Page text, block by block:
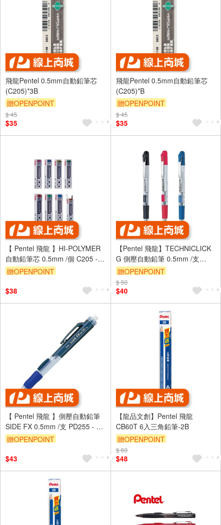
飛龍Pentel 0.5mm自動鉛筆芯
(C205)*3B
贈OPENPOINT
$ 45
$35
飛龍Pentel 0.5mm自動鉛筆芯
(C205)*B
贈OPENPOINT
$ 45
$35
【 Pentel 飛龍 】HI-POLYMER
自動鉛筆芯 0.5mm /個 C205 -
多款可選
贈OPENPOINT
$38
【Pentel 飛龍】TECHNICLICK
G 側壓自動鉛筆 0.5mm /支
PD305T - 筆桿顏色隨機
贈OPENPOINT
$ 50
$40
【 Pentel 飛龍 】側壓自動鉛筆
SIDE FX 0.5mm /支 PD255 - 多
款可選
贈OPENPOINT
$43
【龍品文創】Pentel 飛龍
CB60T 6入三角鉛筆-2B
贈OPENPOINT
$ 60
$48